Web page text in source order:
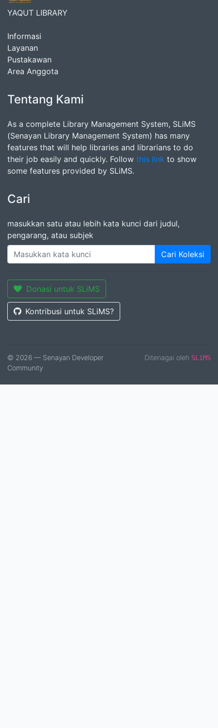
YAQUT LIBRARY
Informasi
Layanan
Pustakawan
Area Anggota
Tentang Kami
As a complete Library Management System, SLiMS
(Senayan Library Management System) has many
features that will help libraries and librarians to do
their job easily and quickly. Follow this link to show
some features provided by SLiMS.
Cari
masukkan satu atau lebih kata kunci dari judul,
pengarang, atau subjek
Cari Koleksi
Donasi untuk SLiMS
Kontribusi untuk SLiMS?
© 2026 — Senayan Developer
Community
Ditenagai oleh SLiMS